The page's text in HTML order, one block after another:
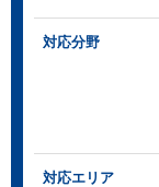
対応分野
対応エリア